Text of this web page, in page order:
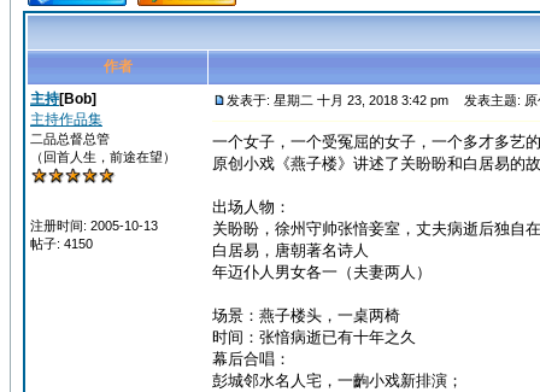
作者
主持[Bob]
主持作品集
二品总督总管
（回首人生，前途在望）
注册时间: 2005-10-13
帖子: 4150
发表于: 星期二 十月 23, 2018 3:42 pm 发表主题: 原
一个女子，一个受冤屈的女子，一个多才多艺
原创小戏《燕子楼》讲述了关盼盼和白居易的
出场人物：
关盼盼，徐州守帅张愔妾室，丈夫病逝后独自
白居易，唐朝著名诗人
年迈仆人男女各一（夫妻两人）
场景：燕子楼头，一桌两椅
时间：张愔病逝已有十年之久
幕后合唱：
彭城邻水名人宅，一齣小戏新排演；